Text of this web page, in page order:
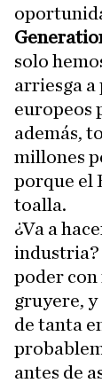
solo
arriesga
europeos
además,
millones
porque el
toalla.
¿Va a
industria?
poder con
gruyere,
de tanta
antes de